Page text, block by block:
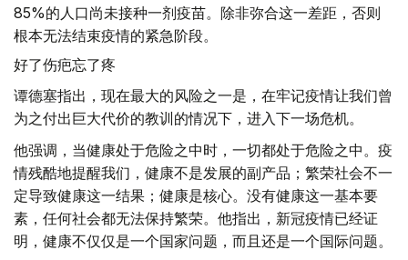
85%的人口尚未接种一剂疫苗。除非弥合这一差距，否则
根本无法结束疫情的紧急阶段。
好了伤疤忘了疼
谭德塞指出，现在最大的风险之一是，在牢记疫情让我们曾
为之付出巨大代价的教训的情况下，进入下一场危机。
他强调，当健康处于危险之中时，一切都处于危险之中。疫
情残酷地提醒我们，健康不是发展的副产品；繁荣社会不一
定导致健康这一结果；健康是核心。没有健康这一基本要
素，任何社会都无法保持繁荣。他指出，新冠疫情已经证
明，健康不仅仅是一个国家问题，而且还是一个国际问题。